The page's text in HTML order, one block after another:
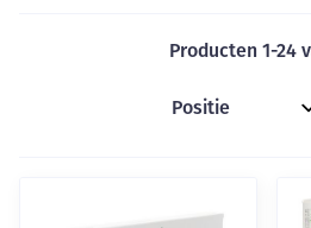
Producten 1-24
Sorteer op: